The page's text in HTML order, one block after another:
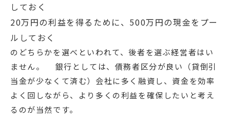
しておく
20万円の利益を得るために、500万円の現金をプー
ルしておく
のどちらかを選べといわれて、後者を選ぶ経営者はい
ません。 銀行としては、債務者区分が良い（貸倒引
当金が少なくて済む）会社に多く融資し、資金を効率
よく回しながら、より多くの利益を確保したいと考え
るのが当然です。